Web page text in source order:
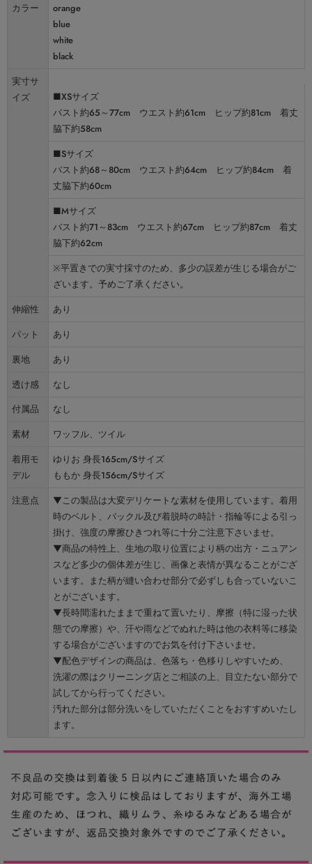
カラー
orange
blue
white
black
実寸サ
イズ
■XSサイズ
バスト約65～77cm ウエスト約61cm ヒップ約81cm 着丈
脇下約58cm
■Sサイズ
バスト約68～80cm ウエスト約64cm ヒップ約84cm 着
丈脇下約60cm
■Mサイズ
バスト約71～83cm ウエスト約67cm ヒップ約87cm 着丈
脇下約62cm
※平置きでの実寸採寸のため、多少の誤差が生じる場合がご
ざいます。予めご了承ください。
伸縮性
あり
パット
あり
裏地
あり
透け感
なし
付属品
なし
素材
ワッフル、ツイル
着用モ
デル
ゆりお 身長165cm/Sサイズ
ももか 身長156cm/Sサイズ
注意点
▼この製品は大変デリケートな素材を使用しています。着用
時のベルト、バックル及び着脱時の時計・指輪等による引っ
掛け、強度の摩擦ひきつれ等に十分ご注意下さいませ。
▼商品の特性上、生地の取り位置により柄の出方・ニュアン
スなど多少の個体差が生じ、画像と表情が異なることがござ
います。また柄が縫い合わせ部分で必ずしも合っていないこ
とがございます。
▼長時間濡れたままで重ねて置いたり、摩擦（特に湿った状
態での摩擦）や、汗や雨などでぬれた時は他の衣料等に移染
する場合がございますのでお気を付け下さいませ。
▼配色デザインの商品は、色落ち・色移りしやすいため、
洗濯の際はクリーニング店とご相談の上、目立たない部分で
試してから行ってください。
汚れた部分は部分洗いをしていただくことをおすすめいたし
ます。